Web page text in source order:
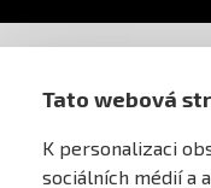
Tato webová
K personalizaci
sociálních médií a
AIRSOFT
PRO